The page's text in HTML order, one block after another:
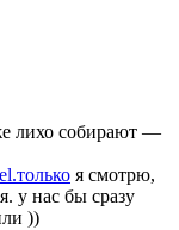
лихо собирают —
я смотрю,
у нас бы сразу
))